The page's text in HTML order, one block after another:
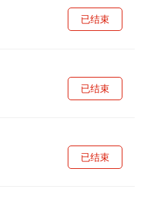
已结束
已结束
已结束